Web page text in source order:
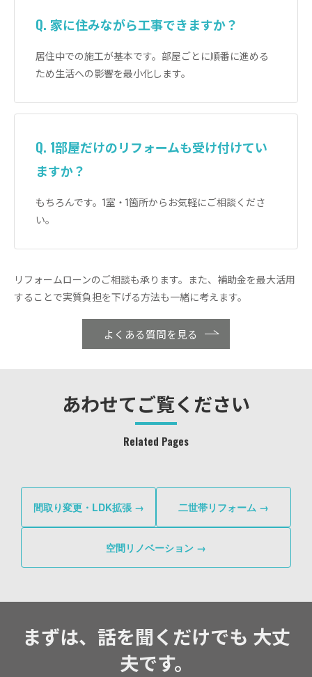
Q. 家に住みながら工事できますか？
居住中での施工が基本です。部屋ごとに順番に進める
ため生活への影響を最小化します。
Q. 1部屋だけのリフォームも受け付けてい
ますか？
もちろんです。1室・1箇所からお気軽にご相談くださ
い。
リフォームローンのご相談も承ります。また、補助金を最大活用
することで実質負担を下げる方法も一緒に考えます。
よくある質問を見る
あわせてご覧ください
Related Pages
間取り変更・LDK拡張 → 二世帯リフォーム →
空間リノベーション →
まずは、話を聞くだけでも 大丈
夫です。